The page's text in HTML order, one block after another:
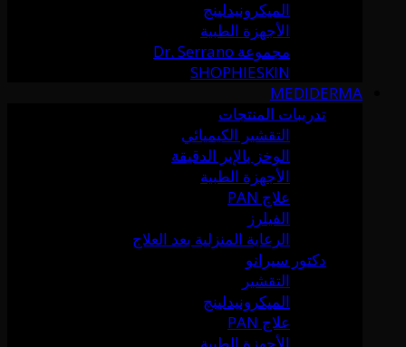
الميكرونيدلينج
الأجهزة الطبية
مجموعة Dr. Serrano
SHOPHIESKIN
MEDIDERMA
تدريبات المنتجات
التقشير الكيميائي
الوخز بالإبر الدقيقة
الأجهزة الطبية
علاج PAN
الفيلرز
الرعاية المنزلية بعد العلاج
دكتور سيرانو
التقشير
الميكرونيدلينج
علاج PAN